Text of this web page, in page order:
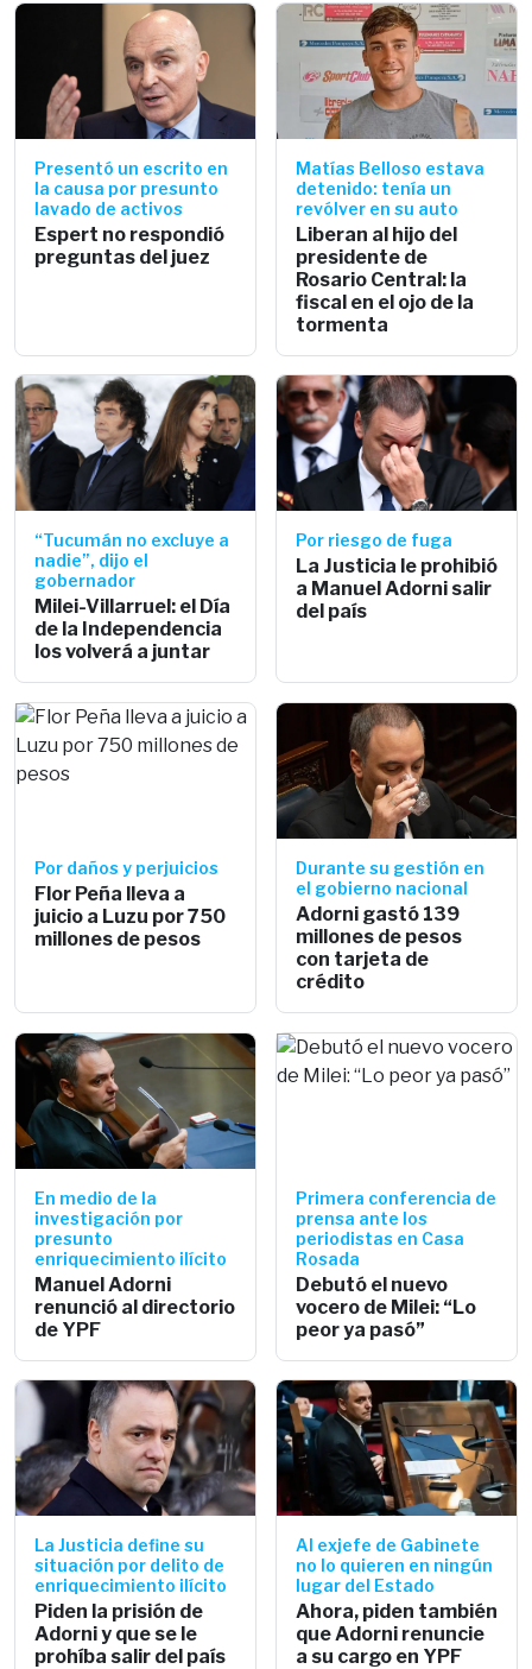
Presentó un escrito en
la causa por presunto
lavado de activos
Espert no respondió
preguntas del juez
Matías Belloso estava
detenido: tenía un
revólver en su auto
Liberan al hijo del
presidente de
Rosario Central: la
fiscal en el ojo de la
tormenta
“Tucumán no excluye a
nadie”, dijo el
gobernador
Milei-Villarruel: el Día
de la Independencia
los volverá a juntar
Por riesgo de fuga
La Justicia le prohibió
a Manuel Adorni salir
del país
Por daños y perjuicios
Flor Peña lleva a
juicio a Luzu por 750
millones de pesos
Durante su gestión en
el gobierno nacional
Adorni gastó 139
millones de pesos
con tarjeta de
crédito
En medio de la
investigación por
presunto
enriquecimiento ilícito
Manuel Adorni
renunció al directorio
de YPF
Primera conferencia de
prensa ante los
periodistas en Casa
Rosada
Debutó el nuevo
vocero de Milei: “Lo
peor ya pasó”
La Justicia define su
situación por delito de
enriquecimiento ilícito
Piden la prisión de
Adorni y que se le
prohíba salir del país
Al exjefe de Gabinete
no lo quieren en ningún
lugar del Estado
Ahora, piden también
que Adorni renuncie
a su cargo en YPF